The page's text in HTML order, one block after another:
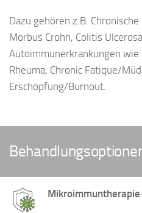
Dazu gehören z.B.
Morbus Crohn, Colitis
Autoimmunerkrankungen wie
Rheuma, Chronic Fatique/
Erschöpfung/Burnout.
Mikroimmuntherapie